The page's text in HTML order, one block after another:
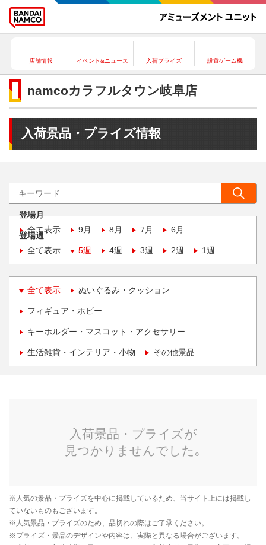
店舗情報 イベント&ニュース 入荷プライズ 設置ゲーム機
namcoカラフルタウン岐阜店
入荷景品・プライズ情報
登場月
全て表示
9月 8月 7月 6月
登場週
全て表示
5週 4週 3週 2週 1週
全て表示 ぬいぐるみ・クッション
フィギュア・ホビー
キーホルダー・マスコット・アクセサリー
生活雑貨・インテリア・小物 その他景品